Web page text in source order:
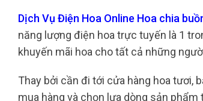
Dịch Vụ Điện Hoa Online Hoa chia
năng lượng điện hoa trực tuyến là 1
khuyến mãi hoa cho tất cả những
Thay bởi cần đi tới cửa hàng hoa tươi,
mua hàng và chọn lựa dòng sản